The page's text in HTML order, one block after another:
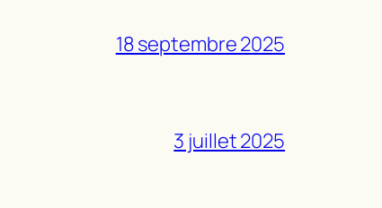
18 septembre 2025
3 juillet 2025